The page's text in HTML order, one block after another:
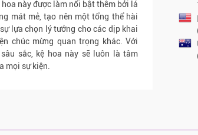
này được làm nổi bật thêm bởi lá
mát mẻ, tạo nên một tổng thể hài
lựa chọn lý tưởng cho các dịp khai
chúc mừng quan trọng khác. Với
sắc, kệ hoa này sẽ luôn là tâm
mọi sự kiện.